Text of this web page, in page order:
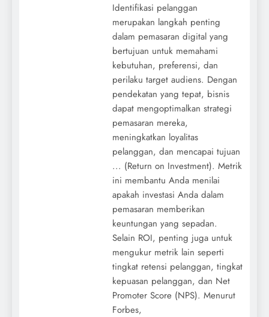
Identifikasi pelanggan
merupakan langkah penting
dalam pemasaran digital yang
bertujuan untuk memahami
kebutuhan, preferensi, dan
perilaku target audiens. Dengan
pendekatan yang tepat, bisnis
dapat mengoptimalkan strategi
pemasaran mereka,
meningkatkan loyalitas
pelanggan, dan mencapai tujuan
... (Return on Investment). Metrik
ini membantu Anda menilai
apakah investasi Anda dalam
pemasaran memberikan
keuntungan yang sepadan.
Selain ROI, penting juga untuk
mengukur metrik lain seperti
tingkat retensi pelanggan, tingkat
kepuasan pelanggan, dan Net
Promoter Score (NPS). Menurut
Forbes,